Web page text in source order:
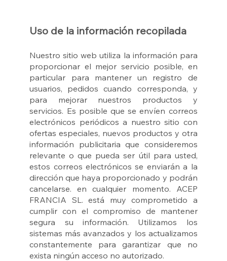
Uso de la información recopilada
Nuestro sitio web utiliza la información para
proporcionar el mejor servicio posible, en
particular para mantener un registro de
usuarios, pedidos cuando corresponda, y
para mejorar nuestros productos y
servicios. Es posible que se envíen correos
electrónicos periódicos a nuestro sitio con
ofertas especiales, nuevos productos y otra
información publicitaria que consideremos
relevante o que pueda ser útil para usted,
estos correos electrónicos se enviarán a la
dirección que haya proporcionado y podrán
cancelarse. en cualquier momento. ACEP
FRANCIA SL. está muy comprometido a
cumplir con el compromiso de mantener
segura su información. Utilizamos los
sistemas más avanzados y los actualizamos
constantemente para garantizar que no
exista ningún acceso no autorizado.